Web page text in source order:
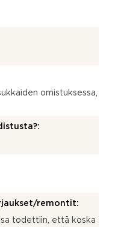
omistuksessa,
remontit:
todettiin, että koska